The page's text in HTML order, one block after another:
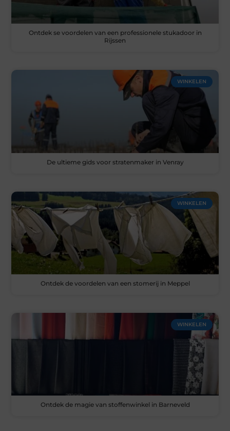
Ontdek se voordelen van een professionele stukadoor in
Rijssen
WINKELEN
De ultieme gids voor stratenmaker in Venray
WINKELEN
Ontdek de voordelen van een stomerij in Meppel
WINKELEN
Ontdek de magie van stoffenwinkel in Barneveld